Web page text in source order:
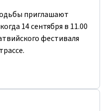
приглашают
14 сентября в 11.00
фестиваля